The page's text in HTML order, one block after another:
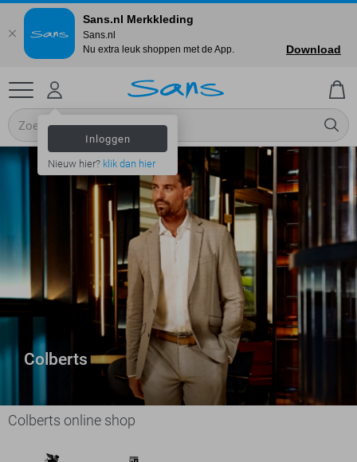
Inloggen
Nieuw hier? klik dan hier
Colberts
Colberts online shop
Sans.nl Merkkleding
Sans.nl
Nu extra leuk shoppen met de App.
Download